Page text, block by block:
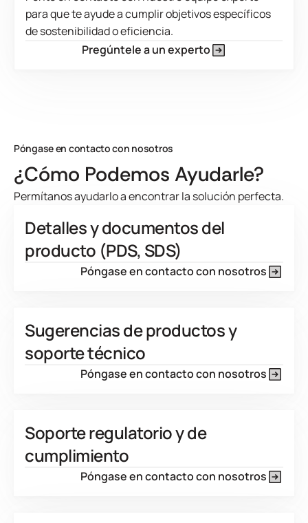
manera proactiva los cambios regulatorios.
para que te ayude a cumplir objetivos específicos
de sostenibilidad o eficiencia.
Pregúntele a un experto
Póngase en contacto con nosotros
¿Cómo Podemos Ayudarle?
Permítanos ayudarlo a encontrar la solución perfecta.
Detalles y documentos del
producto (PDS, SDS)
Póngase en contacto con nosotros
Sugerencias de productos y
soporte técnico
Póngase en contacto con nosotros
Soporte regulatorio y de
cumplimiento
Póngase en contacto con nosotros